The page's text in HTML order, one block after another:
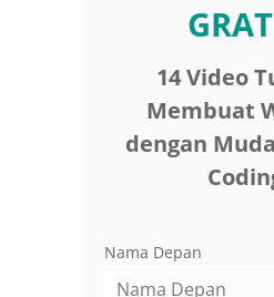
14 Video
Membuat
dengan
Nama Depan